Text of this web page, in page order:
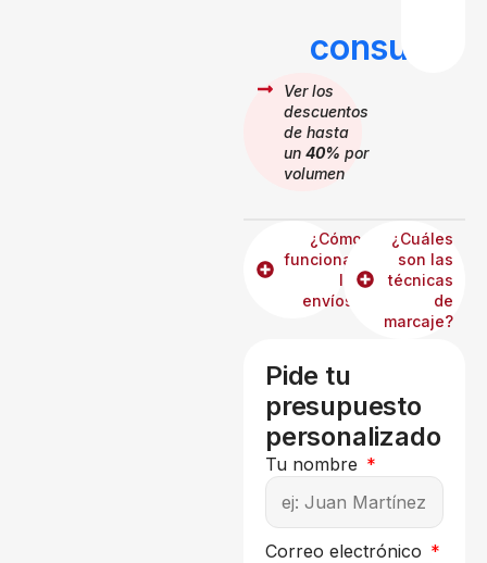
consultar
Ver los
descuentos
de hasta
un 40% por
volumen
¿Cómo
funcionan
los
envíos?
¿Cuáles
son las
técnicas
de
marcaje?
Pide tu
presupuesto
personalizado
Tu nombre
Correo electrónico